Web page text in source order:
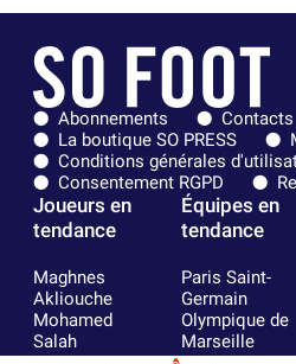
Abonnements
Contacts
La boutique SO PRESS
Conditions générales
Consentement RGPD
Joueurs en
tendance
Maghnes
Akliouche
Mohamed
Salah
Équipes en
tendance
Paris Saint-
Germain
Olympique de
Marseille